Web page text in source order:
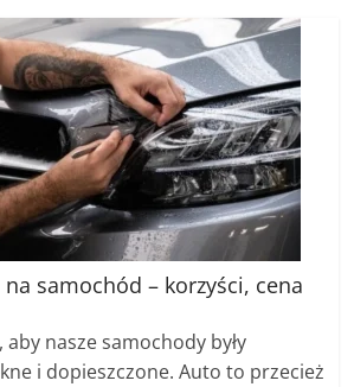
samochód – korzyści, cena
aby nasze samochody były
i dopieszczone. Auto to przecież